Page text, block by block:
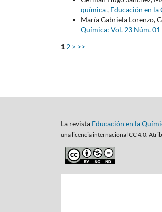
química, Educación en
María Gabriela Lorenzo,
Química: Vol. 23 Núm. 01
12 > >>
La revista Educación en la
una licencia internacional CC 4.0.